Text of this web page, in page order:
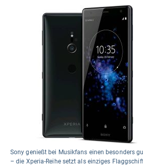
Sony genießt bei Musikfans einen besonders
– die Xperia-Reihe setzt als einziges